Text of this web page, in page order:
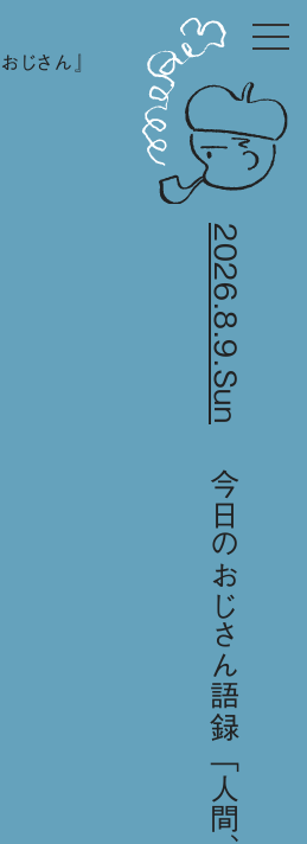
じさん』
2026.8.9.Sun
今日のおじさん語録